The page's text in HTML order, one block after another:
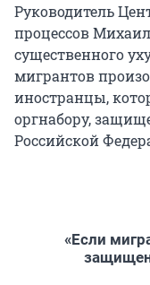
Руководитель
процессов
существенного
мигрантов
иностранцы,
оргнабору,
Российской
«Если